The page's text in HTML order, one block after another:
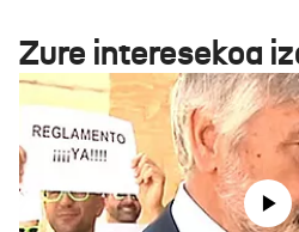
Zure interesekoa